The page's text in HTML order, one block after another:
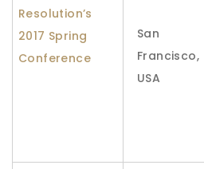
Resolution’s
2017 Spring
Conference
San
Francisco,
USA